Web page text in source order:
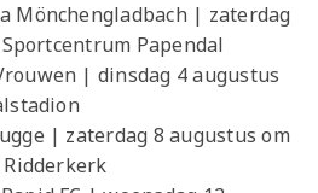
Mönchengladbach | zaterdag
Papendal
| dinsdag 4 augustus
| zaterdag 8 augustus om